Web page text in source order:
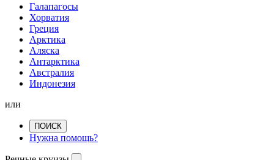
Галапагосы
Хорватия
Греция
Арктика
Аляска
Антарктика
Австралия
Индонезия
или
ПОИСК
Нужна помощь?